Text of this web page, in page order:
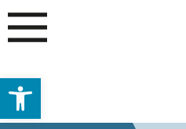
Abrir barra de herramientas